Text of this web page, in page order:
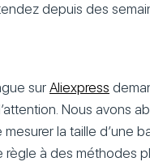
depuis des
sur Aliexpress
Nous avons
la taille d’une
règle à des méthodes